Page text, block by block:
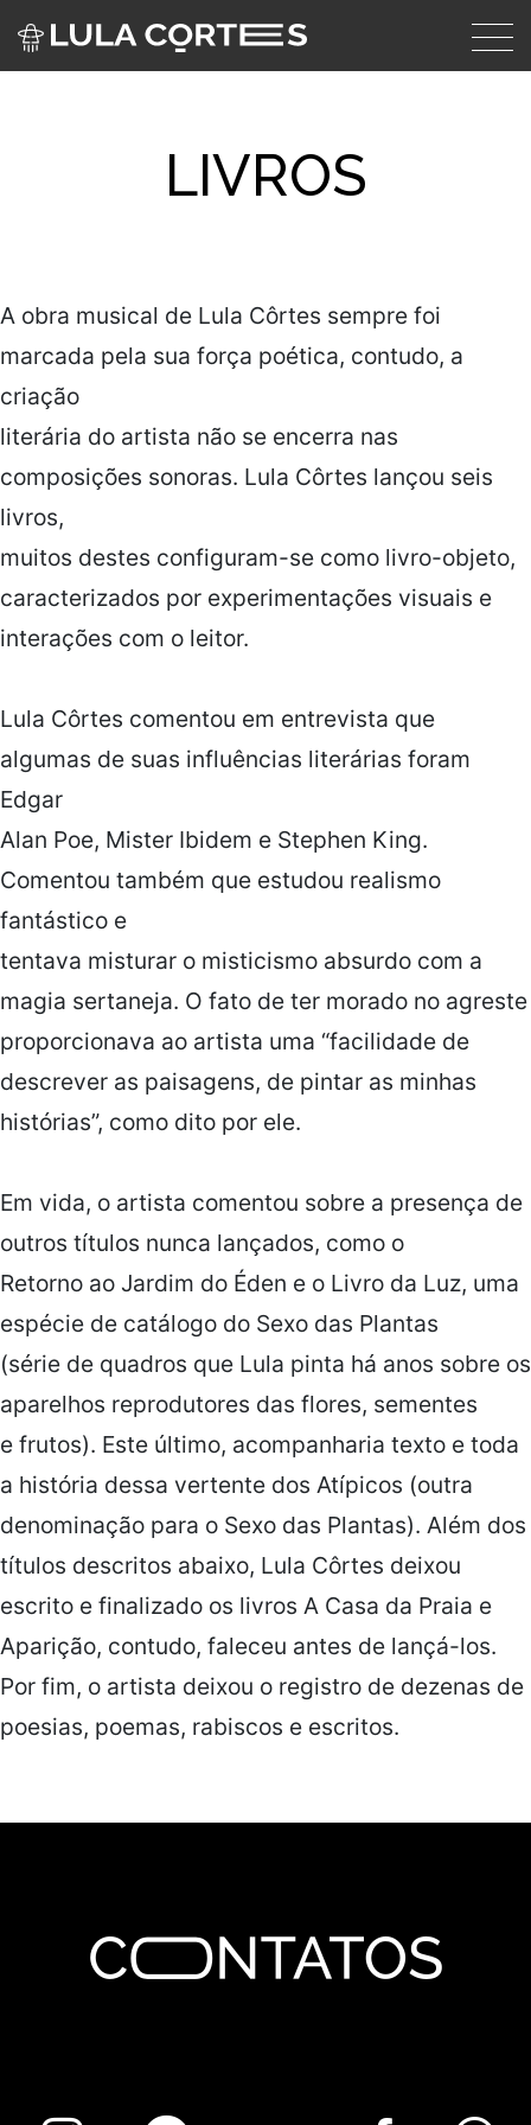
LIVROS
A obra musical de Lula Côrtes sempre foi
marcada pela sua força poética, contudo, a
criação
literária do artista não se encerra nas
composições sonoras. Lula Côrtes lançou seis
livros,
muitos destes configuram-se como livro-objeto,
caracterizados por experimentações visuais e
interações com o leitor.
Lula Côrtes comentou em entrevista que
algumas de suas influências literárias foram
Edgar
Alan Poe, Mister Ibidem e Stephen King.
Comentou também que estudou realismo
fantástico e
tentava misturar o misticismo absurdo com a
magia sertaneja. O fato de ter morado no agreste
proporcionava ao artista uma “facilidade de
descrever as paisagens, de pintar as minhas
histórias”, como dito por ele.
Em vida, o artista comentou sobre a presença de
outros títulos nunca lançados, como o
Retorno ao Jardim do Éden e o Livro da Luz, uma
espécie de catálogo do Sexo das Plantas
(série de quadros que Lula pinta há anos sobre os
aparelhos reprodutores das flores, sementes
e frutos). Este último, acompanharia texto e toda
a história dessa vertente dos Atípicos (outra
denominação para o Sexo das Plantas). Além dos
títulos descritos abaixo, Lula Côrtes deixou
escrito e finalizado os livros A Casa da Praia e
Aparição, contudo, faleceu antes de lançá-los.
Por fim, o artista deixou o registro de dezenas de
poesias, poemas, rabiscos e escritos.